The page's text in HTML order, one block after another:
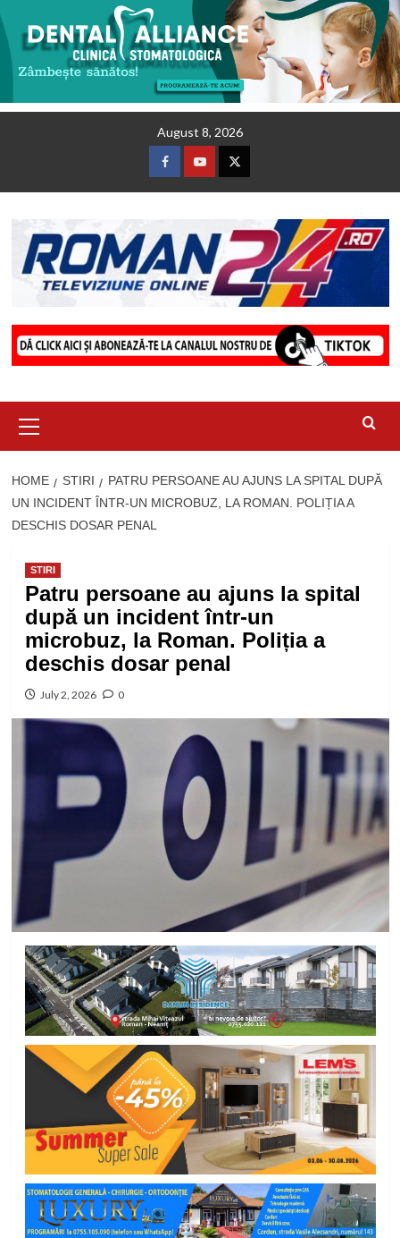
August 8, 2026
FacebookYoutubeTwitter
Menu
HOME STIRI
PATRU PERSOANE AU AJUNS LA SPITAL DUPĂ
UN INCIDENT ÎNTR-UN MICROBUZ, LA ROMAN. POLIȚIA A
DESCHIS DOSAR PENAL
STIRI
Patru persoane au ajuns la spital
după un incident într-un
microbuz, la Roman. Poliția a
deschis dosar penal
July 2, 2026 0